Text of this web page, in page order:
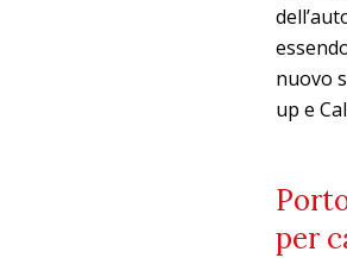
nuovo
up e
per